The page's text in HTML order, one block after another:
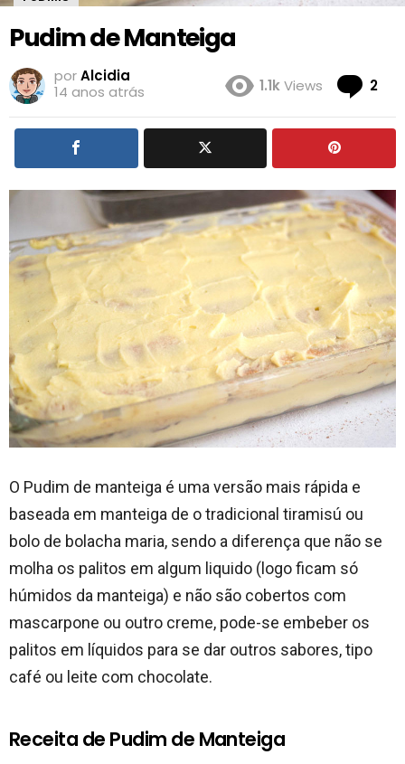
Pudim de Manteiga
porAlcidia
14 anos atrás
1.1kViews 2
O Pudim de manteiga é uma versão mais rápida e
baseada em manteiga de o tradicional tiramisú ou
bolo de bolacha maria, sendo a diferença que não se
molha os palitos em algum liquido (logo ficam só
húmidos da manteiga) e não são cobertos com
mascarpone ou outro creme, pode-se embeber os
palitos em líquidos para se dar outros sabores, tipo
café ou leite com chocolate.
Receita de Pudim de Manteiga